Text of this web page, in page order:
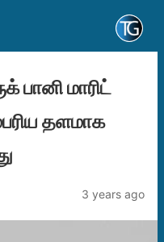
பானி மாரிட்
தளமாக
3 years ago